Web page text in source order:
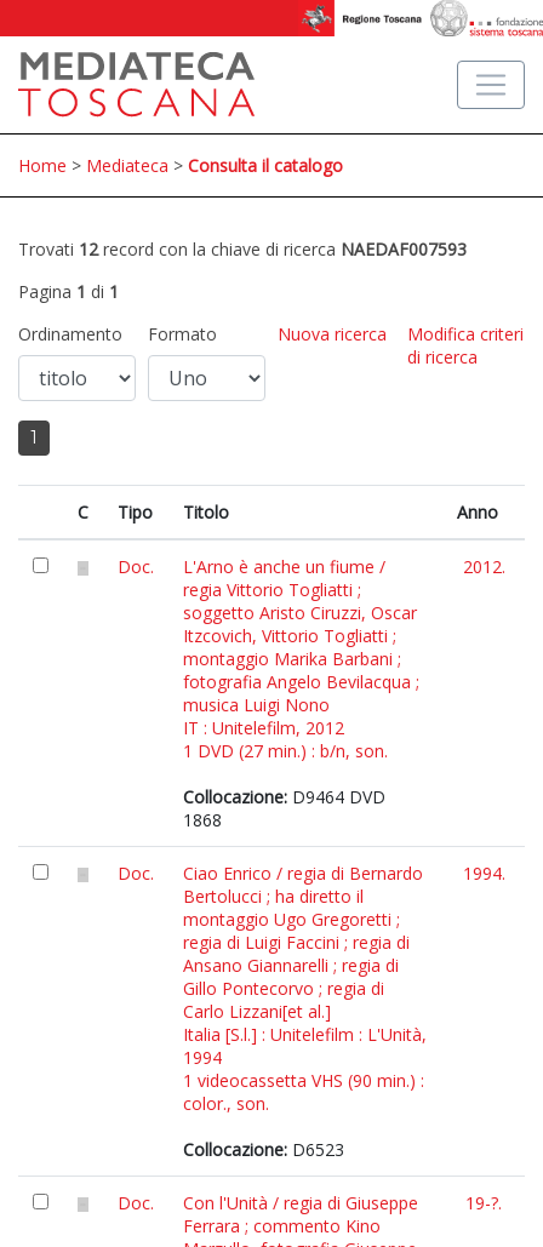
Home > Mediateca > Consulta il catalogo
Trovati 12record con la chiave di ricerca NAEDAF007593
Pagina 1 di 1
Ordinamento
Formato Nuova ricerca
Modifica criteri
di ricerca
1
C Tipo Titolo Anno
Doc.
L'Arno è anche un fiume /
regia Vittorio Togliatti ;
soggetto Aristo Ciruzzi, Oscar
Itzcovich, Vittorio Togliatti ;
montaggio Marika Barbani ;
fotografia Angelo Bevilacqua ;
musica Luigi Nono
IT : Unitelefilm, 2012
1 DVD (27 min.) : b/n, son.
Collocazione: D9464 DVD
1868
2012.
Doc.
Ciao Enrico / regia di Bernardo
Bertolucci ; ha diretto il
montaggio Ugo Gregoretti ;
regia di Luigi Faccini ; regia di
Ansano Giannarelli ; regia di
Gillo Pontecorvo ; regia di
Carlo Lizzani[et al.]
Italia [S.l.] : Unitelefilm : L'Unità,
1994
1 videocassetta VHS (90 min.) :
color., son.
Collocazione: D6523
1994.
Doc.
Con l'Unità / regia di Giuseppe
Ferrara ; commento Kino
19-?.